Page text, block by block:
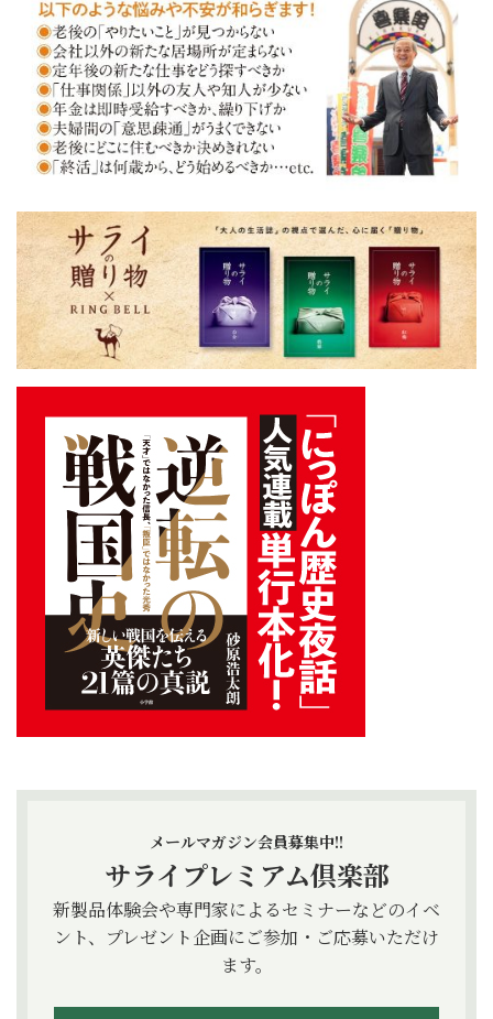
メールマガジン会員募集中!!
サライプレミアム倶楽部
新製品体験会や専門家によるセミナーなどのイベ
ント、プレゼント企画にご参加・ご応募いただけ
ます。